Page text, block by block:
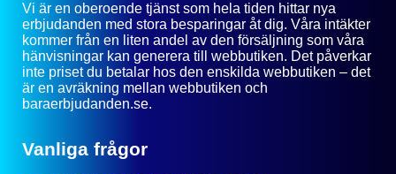
Vi är en oberoende tjänst som hela tiden hittar nya
erbjudanden med stora besparingar åt dig. Våra intäkter
kommer från en liten andel av den försäljning som våra
hänvisningar kan generera till webbutiken. Det påverkar
inte priset du betalar hos den enskilda webbutiken – det
är en avräkning mellan webbutiken och
baraerbjudanden.se.
Vanliga frågor